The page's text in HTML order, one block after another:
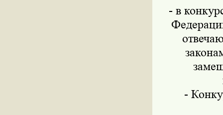
- в
-